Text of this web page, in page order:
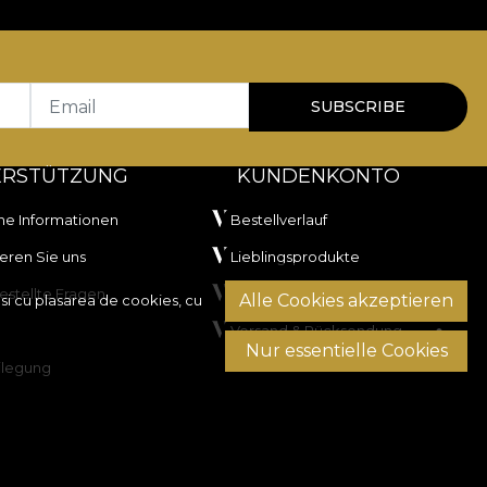
în tambur, fără curățare chimică.
si cu plasarea de cookies, cu
Alle Cookies akzeptieren
Nur essentielle Cookies
Email SUBSCRIBE
Informationen
Sie uns
Fragen
KUNDENKONTO
Bestellverlauf
Lieblingsprodukte
Zahlungsmethoden
Versand & Rücksendung